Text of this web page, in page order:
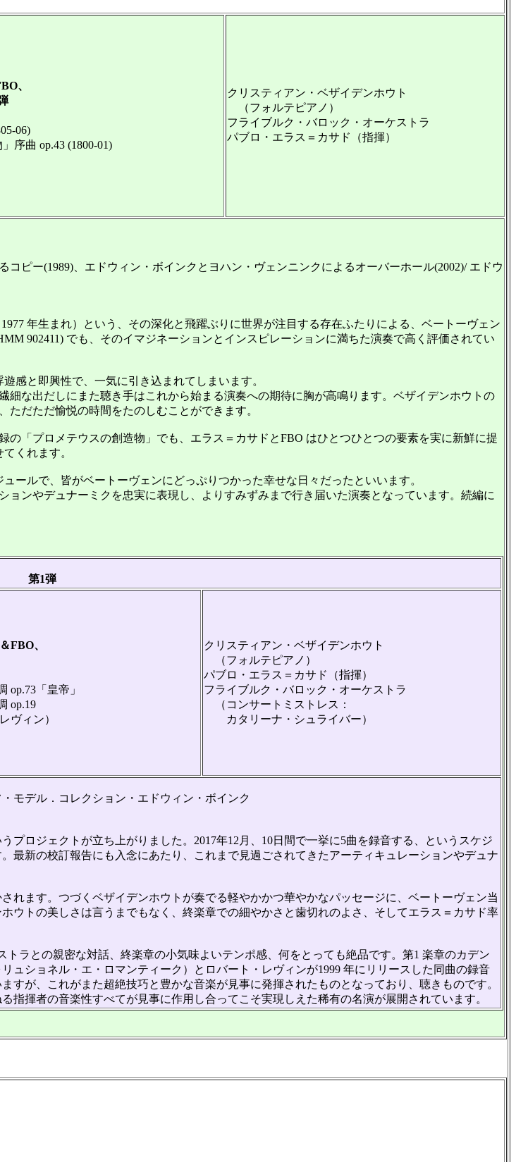
、
06)
序曲 op.43 (1800-01)
クリスティアン・ベザイデンホウト
（フォルテピアノ）
フライブルク・バロック・オーケストラ
パブロ・エラス＝カサド（指揮）
ピー(1989)、エドウィン・ボインクとヨハン・ヴェンニンクによるオーバーホール(2002)/ エドウ
年生まれ）という、その深化と飛躍ぶりに世界が注目する存在ふたりによる、ベートーヴェン
902411) でも、そのイマジネーションとインスピレーションに満ちた演奏で高く評価されてい
感と即興性で、一気に引き込まれてしまいます。
な出だしにまた聴き手はこれから始まる演奏への期待に胸が高鳴ります。ベザイデンホウトの
だただ愉悦の時間をたのしむことができます。
「プロメテウスの創造物」でも、エラス＝カサドとFBO はひとつひとつの要素を実に新鮮に提
くれます。
ールで、皆がベートーヴェンにどっぷりつかった幸せな日々だったといいます。
ンやデュナーミクを忠実に表現し、よりすみずみまで行き届いた演奏となっています。続編に
第1弾
FBO、
「皇帝」
op.19
ィン）
クリスティアン・ベザイデンホウト
（フォルテピアノ）
パブロ・エラス＝カサド（指揮）
フライブルク・バロック・オーケストラ
（コンサートミストレス：
カタリーナ・シュライバー）
モデル．コレクション・エドウィン・ボインク
ロジェクトが立ち上がりました。2017年12月、10日間で一挙に5曲を録音する、というスケジ
最新の校訂報告にも入念にあたり、これまで見過ごされてきたアーティキュレーションやデュナ
ます。つづくベザイデンホウトが奏でる軽やかかつ華やかなパッセージに、ベートーヴェン当
ウトの美しさは言うまでもなく、終楽章での細やかさと歯切れのよさ、そしてエラス＝カサド率
ラとの親密な対話、終楽章の小気味よいテンポ感、何をとっても絶品です。第1 楽章のカデン
ュショネル・エ・ロマンティーク）とロバート・レヴィンが1999 年にリリースした同曲の録音
が、これがまた超絶技巧と豊かな音楽が見事に発揮されたものとなっており、聴きものです。
揮者の音楽性すべてが見事に作用し合ってこそ実現しえた稀有の名演が展開されています。